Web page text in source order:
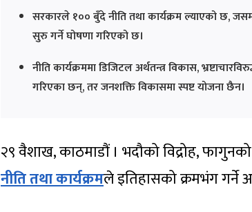
सरकारले १०० बुँदे नीति तथा कार्यक्रम ल्याएको छ,
सुरु गर्ने घोषणा गरिएको छ।
नीति कार्यक्रममा डिजिटल अर्थतन्त्र विकास,
गरिएका छन्, तर जनशक्ति विकासमा स्पष्ट योजना छैन।
२९ वैशाख, काठमाडौं । भदौको विद्रोह,
नीति तथा कार्यक्रमले इतिहासको क्रमभंग गर्ने